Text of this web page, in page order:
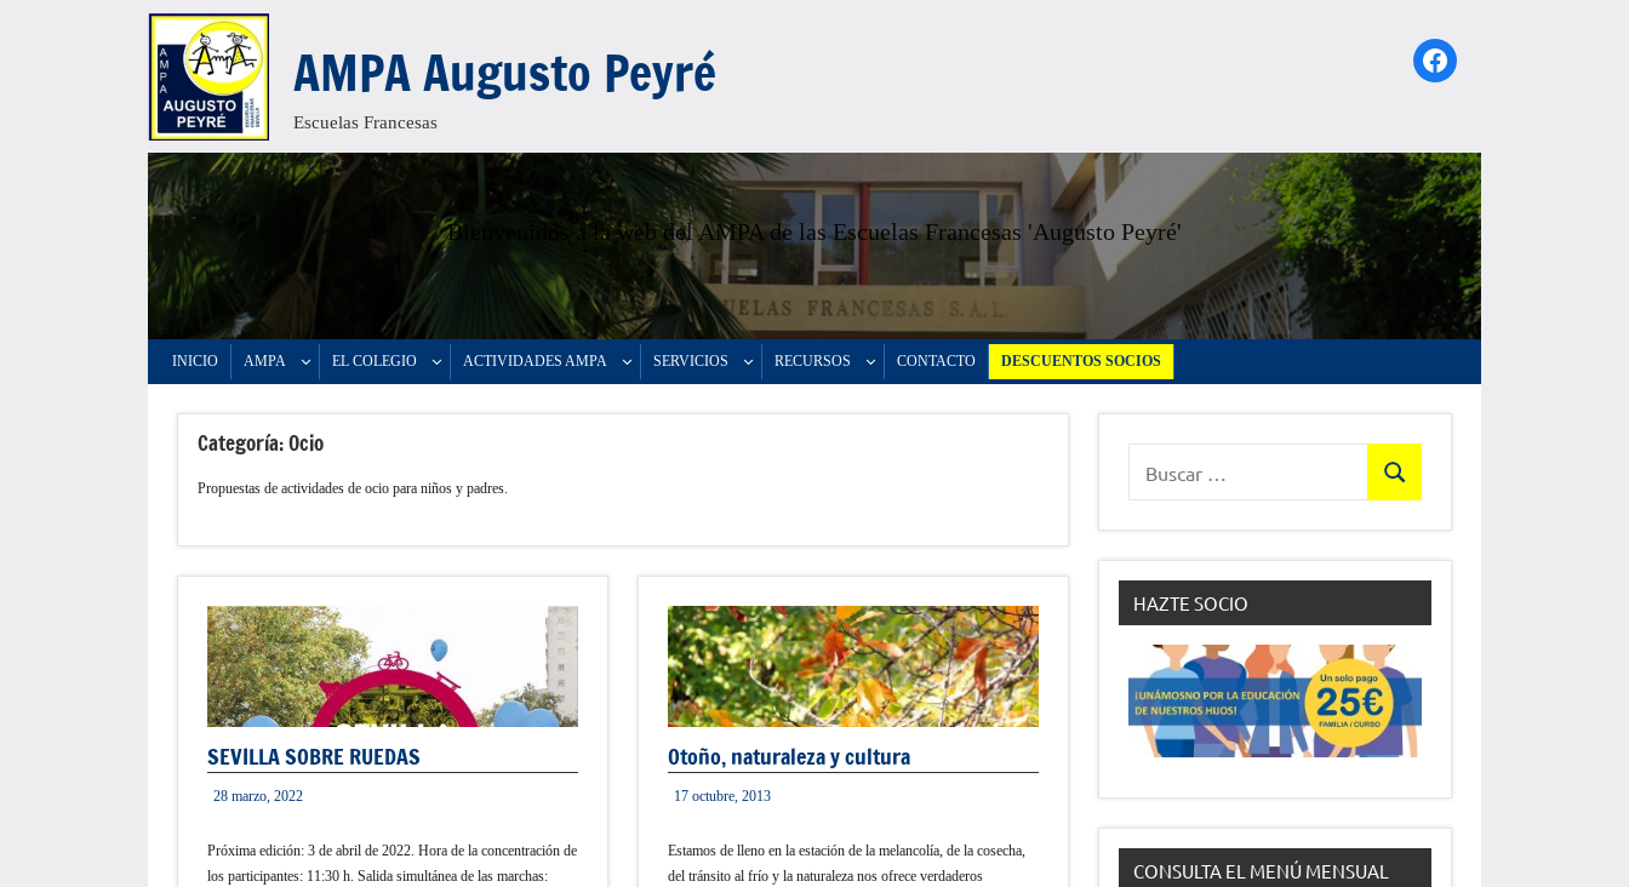
Saltar
al
contenido
AMPA Augusto Peyré
Escuelas Francesas
Facebook
Bienvenidos a la web del AMPA de las Escuelas Francesas 'Augusto Peyré'
INICIO AMPA EL COLEGIO ACTIVIDADES AMPA SERVICIOS RECURSOS CONTACTO DESCUENTOS SOCIOS
Categoría:Ocio
Propuestas de actividades de ocio para niños y padres.
SEVILLA SOBRE RUEDAS
28 marzo, 2022
Próxima edición: 3 de abril de 2022. Hora de la concentración de
los participantes: 11:30 h. Salida simultánea de las marchas:
Otoño, naturaleza y cultura
17 octubre, 2013
Estamos de lleno en la estación de la melancolía, de la cosecha,
del tránsito al frío y la naturaleza nos ofrece verdaderos
Buscar
HAZTE SOCIO
CONSULTA EL MENÚ MENSUAL